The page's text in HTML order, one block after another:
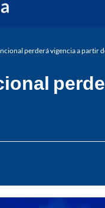
perderá vigencia a partir